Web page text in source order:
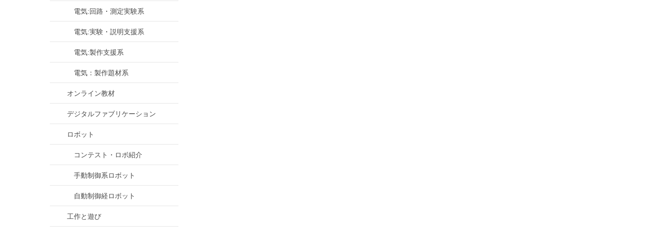
電気:回路・測定実験系
電気:実験・説明支援系
電気:製作支援系
電気：製作題材系
オンライン教材
デジタルファブリケーション
ロボット
コンテスト・ロボ紹介
手動制御系ロボット
自動制御経ロボット
工作と遊び